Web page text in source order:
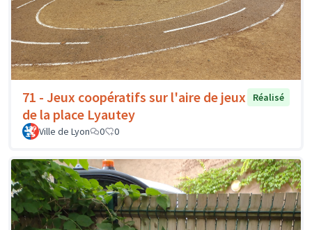
71 - Jeux coopératifs sur l'aire de jeux
de la place Lyautey
Réalisé
Ville de Lyon 0 0